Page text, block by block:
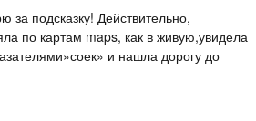
за подсказку! Действительно,
по картам maps, как в живую,увидела
и нашла дорогу до